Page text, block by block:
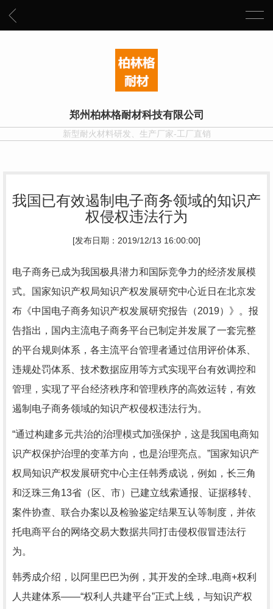
郑州柏林格耐材科技有限公司
新型耐火材料研发、生产厂家-工厂直销
我国已有效遏制电子商务领域的知识产
权侵权违法行为
[发布日期：2019/12/13 16:00:00]
电子商务已成为我国极具潜力和国际竞争力的经济发展模
式。国家知识产权局知识产权发展研究中心近日在北京发
布《中国电子商务知识产权发展研究报告（2019）》。报
告指出，国内主流电子商务平台已制定并发展了一套完整
的平台规则体系，各主流平台管理者通过信用评价体系、
违规处罚体系、技术数据应用等方式实现平台有效调控和
管理，实现了平台经济秩序和管理秩序的高效运转，有效
遏制电子商务领域的知识产权侵权违法行为。
“通过构建多元共治的治理模式加强保护，这是我国电商知
识产权保护治理的变革方向，也是治理亮点。”国家知识产
权局知识产权发展研究中心主任韩秀成说，例如，长三角
和泛珠三角13省（区、市）已建立线索通报、证据移转、
案件协查、联合办案以及检验鉴定结果互认等制度，并依
托电商平台的网络交易大数据共同打击侵权假冒违法行
为。
韩秀成介绍，以阿里巴巴为例，其开发的全球..电商+权利
人共建体系——“权利人共建平台”正式上线，与知识产权